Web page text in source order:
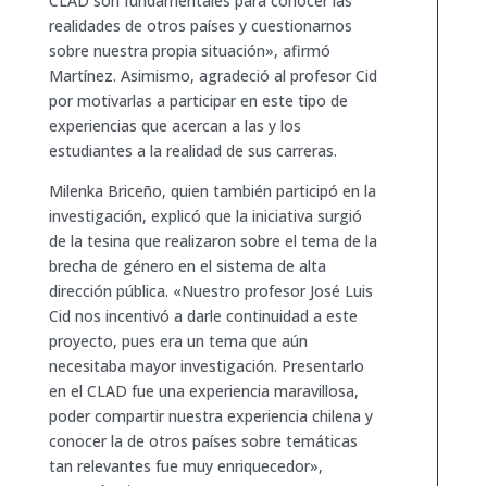
realidades de otros países y cuestionarnos
sobre nuestra propia situación», afirmó
Martínez. Asimismo, agradeció al profesor Cid
por motivarlas a participar en este tipo de
experiencias que acercan a las y los
estudiantes a la realidad de sus carreras.
Milenka Briceño, quien también participó en la
investigación, explicó que la iniciativa surgió
de la tesina que realizaron sobre el tema de la
brecha de género en el sistema de alta
dirección pública. «Nuestro profesor José Luis
Cid nos incentivó a darle continuidad a este
proyecto, pues era un tema que aún
necesitaba mayor investigación. Presentarlo
en el CLAD fue una experiencia maravillosa,
poder compartir nuestra experiencia chilena y
conocer la de otros países sobre temáticas
tan relevantes fue muy enriquecedor»,